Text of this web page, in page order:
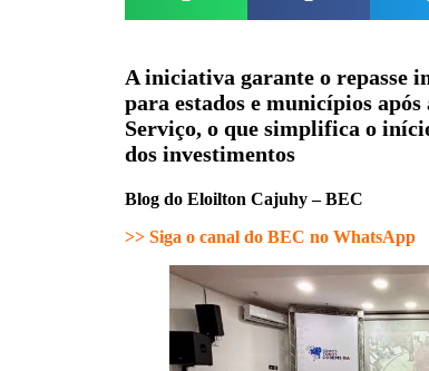
A iniciativa garante o repasse
para estados e municípios
Serviço, o que simplifica o
dos investimentos
Blog do Eloilton Cajuhy – BEC
>> Siga o canal do BEC no WhatsApp